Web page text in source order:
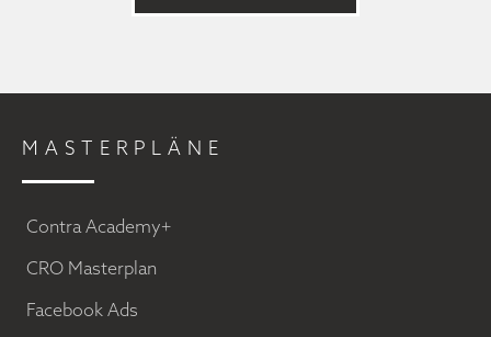
MASTERPLÄNE
Contra Academy+
CRO Masterplan
Facebook Ads